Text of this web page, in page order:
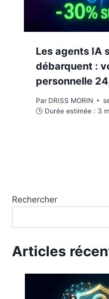
Les agents IA
débarquent :
personnelle
Par DRISS MORIN
🕒 Durée estimée : 3
Rechercher
Articles